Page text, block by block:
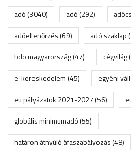
adó(3040) adó(292)
adóellenőrzés(69) adó szaklap
bdo magyarország(47) cégvilág
e-kereskedelem(45) egyéni
eu pályázatok 2021-2027(56)
globális minimumadó(55)
határon átnyúló áfaszabályozás(48)